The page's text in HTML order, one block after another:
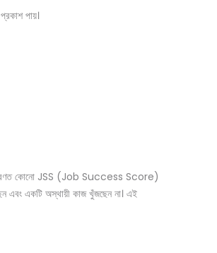
পায়।
সাধারণত কোনো JSS (Job Success Score)
এবং একটি অস্থায়ী কাজ খুঁজছেন না। এই